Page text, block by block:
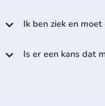
Ik ben ziek en
Is er een kans dat